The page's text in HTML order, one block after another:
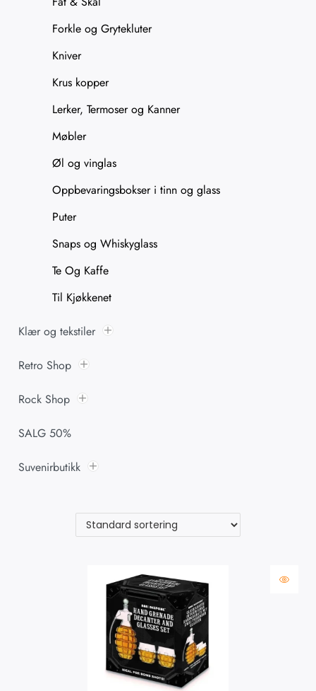
Forkle og Grytekluter
Kniver
Krus kopper
Lerker, Termoser og Kanner
Møbler
Øl og vinglas
Oppbevaringsbokser i tinn og glass
Puter
Snaps og Whiskyglass
Te Og Kaffe
Til Kjøkkenet
Klær og tekstiler
Retro Shop
Rock Shop
SALG 50%
Suvenirbutikk